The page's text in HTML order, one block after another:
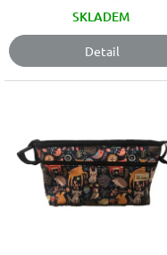
SKLADEM
Detail